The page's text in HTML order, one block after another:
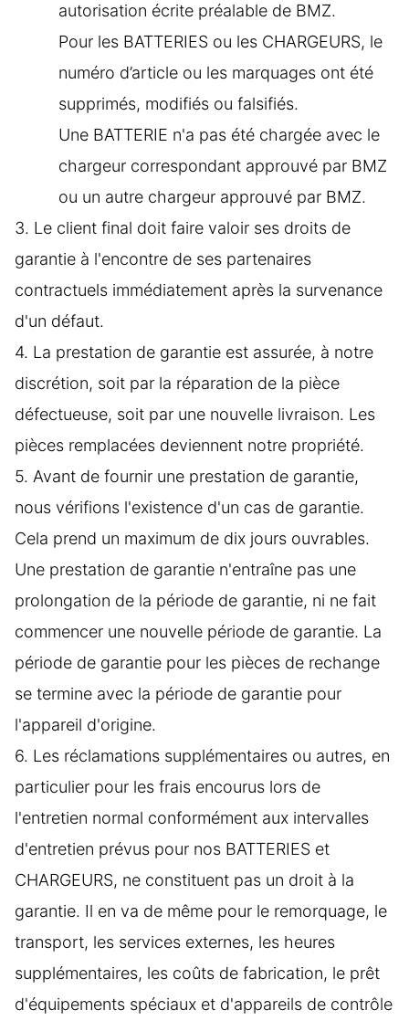
autorisation écrite préalable de BMZ.
Pour les BATTERIES ou les CHARGEURS, le
numéro d’article ou les marquages ont été
supprimés, modifiés ou falsifiés.
Une BATTERIE n'a pas été chargée avec le
chargeur correspondant approuvé par BMZ
ou un autre chargeur approuvé par BMZ.
3. Le client final doit faire valoir ses droits de
garantie à l'encontre de ses partenaires
contractuels immédiatement après la survenance
d'un défaut.
4. La prestation de garantie est assurée, à notre
discrétion, soit par la réparation de la pièce
défectueuse, soit par une nouvelle livraison. Les
pièces remplacées deviennent notre propriété.
5. Avant de fournir une prestation de garantie,
nous vérifions l'existence d'un cas de garantie.
Cela prend un maximum de dix jours ouvrables.
Une prestation de garantie n'entraîne pas une
prolongation de la période de garantie, ni ne fait
commencer une nouvelle période de garantie. La
période de garantie pour les pièces de rechange
se termine avec la période de garantie pour
l'appareil d'origine.
6. Les réclamations supplémentaires ou autres, en
particulier pour les frais encourus lors de
l'entretien normal conformément aux intervalles
d'entretien prévus pour nos BATTERIES et
CHARGEURS, ne constituent pas un droit à la
garantie. Il en va de même pour le remorquage, le
transport, les services externes, les heures
supplémentaires, les coûts de fabrication, le prêt
d'équipements spéciaux et d'appareils de contrôle